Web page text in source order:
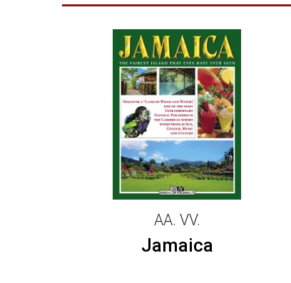
AA. VV.
Jamaica